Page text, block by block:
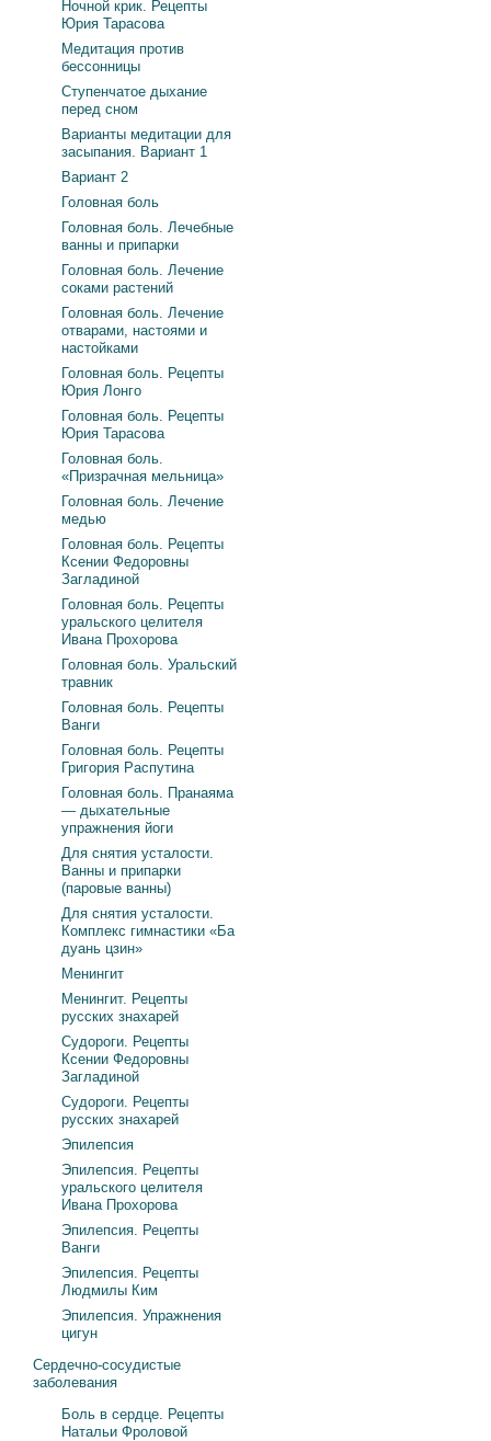
Ночной крик. Рецепты
Юрия Тарасова
Медитация против
бессонницы
Ступенчатое дыхание
перед сном
Варианты медитации для
засыпания. Вариант 1
Вариант 2
Головная боль
Головная боль. Лечебные
ванны и припарки
Головная боль. Лечение
соками растений
Головная боль. Лечение
отварами, настоями и
настойками
Головная боль. Рецепты
Юрия Лонго
Головная боль. Рецепты
Юрия Тарасова
Головная боль.
«Призрачная мельница»
Головная боль. Лечение
медью
Головная боль. Рецепты
Ксении Федоровны
Загладиной
Головная боль. Рецепты
уральского целителя
Ивана Прохорова
Головная боль. Уральский
травник
Головная боль. Рецепты
Ванги
Головная боль. Рецепты
Григория Распутина
Головная боль. Пранаяма
— дыхательные
упражнения йоги
Для снятия усталости.
Ванны и припарки
(паровые ванны)
Для снятия усталости.
Комплекс гимнастики «Ба
дуань цзин»
Менингит
Менингит. Рецепты
русских знахарей
Судороги. Рецепты
Ксении Федоровны
Загладиной
Судороги. Рецепты
русских знахарей
Эпилепсия
Эпилепсия. Рецепты
уральского целителя
Ивана Прохорова
Эпилепсия. Рецепты
Ванги
Эпилепсия. Рецепты
Людмилы Ким
Эпилепсия. Упражнения
цигун
Сердечно-сосудистые
заболевания
Боль в сердце. Рецепты
Натальи Фроловой